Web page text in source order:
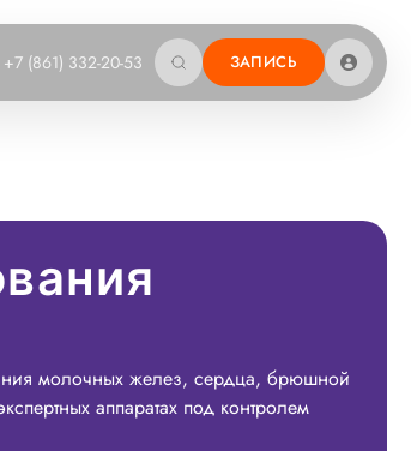
+7 (861) 332-20-53 ЗАПИСЬ
молочных желез, сердца, брюшной
аппаратах под контролем